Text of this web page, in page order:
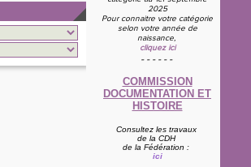
2025
Pour connaitre votre catégorie
selon votre année de
naissance,
cliquez ici
- - - - - -
COMMISSION
DOCUMENTATION ET
HISTOIRE
Consultez les travaux
de la CDH
de la Fédération :
ici